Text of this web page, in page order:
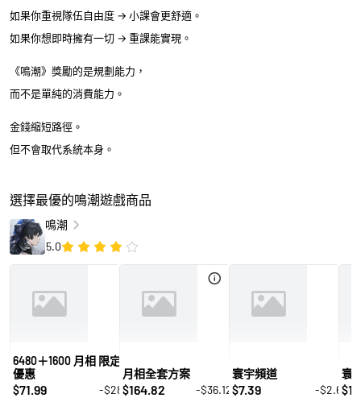
如果你重視隊伍自由度 → 小課會更舒適。
如果你想即時擁有一切 → 重課能實現。
《鳴潮》獎勵的是規劃能力，
而不是單純的消費能力。
金錢縮短路徑。
但不會取代系統本身。
選擇最優的鳴潮遊戲商品
鳴潮
5.0
6480＋1600 月相 限定
優惠
$71.99
-$28
月相全套方案
$164.82
-$36.12
寰宇頻道
$7.39
-$2.6
寰
$